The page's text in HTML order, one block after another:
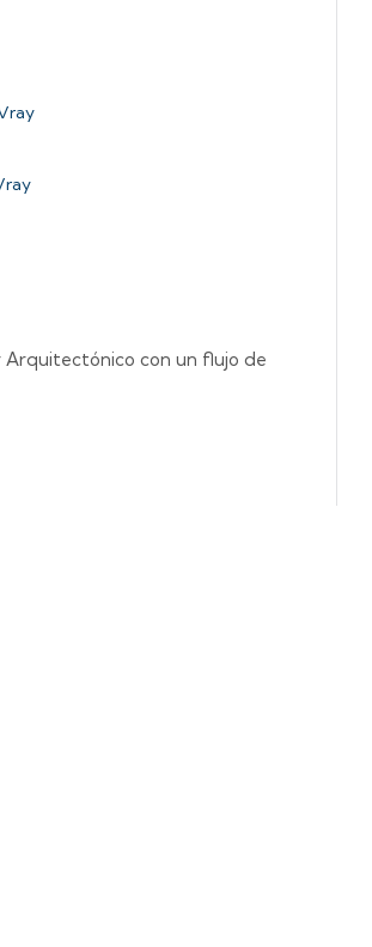
Arquitectónico con un flujo de